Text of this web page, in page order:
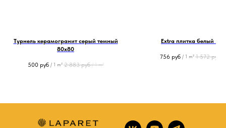
Турнель керамогранит серый темный
80х80
500 руб / 1 m² 2 883 руб / 1 m²
Extra плитка белый
756 руб / 1 m² 1 572 руб